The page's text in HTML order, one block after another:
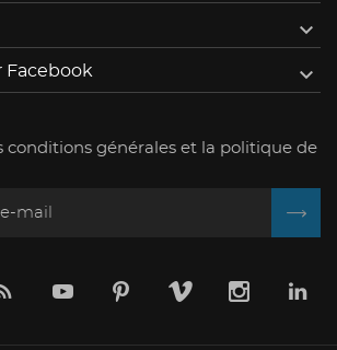

Facebook 
conditions générales et la politique de